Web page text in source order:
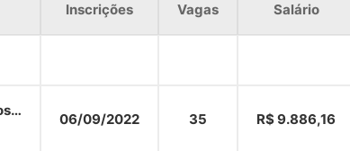
Inscrições Vagas Salário
06/09/2022 35 R$ 9.886,16